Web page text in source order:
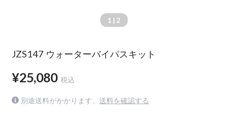
1 | 2
JZS147 ウォーターバイパスキット
¥25,080 税込
別途送料がかかります。 送料を確認する